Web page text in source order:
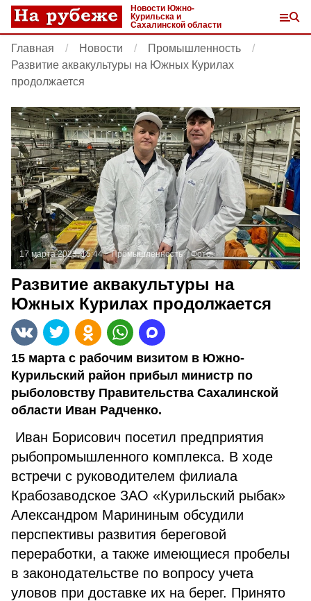
Новости Южно-
Курильска и
Сахалинской области
Главная Новости
Промышленность
Развитие аквакультуры на Южных Курилах
продолжается
17 марта 2023, 15:44 Промышленность Фото:
Развитие аквакультуры на
Южных Курилах продолжается
15 марта с рабочим визитом в Южно-
Курильский район прибыл министр по
рыболовству Правительства Сахалинской
области Иван Радченко.
Иван Борисович посетил предприятия
рыбопромышленного комплекса. В ходе
встречи с руководителем филиала
Крабозаводское ЗАО «Курильский рыбак»
Александром Марининым обсудили
перспективы развития береговой
переработки, а также имеющиеся пробелы
в законодательстве по вопросу учета
уловов при доставке их на берег. Принято